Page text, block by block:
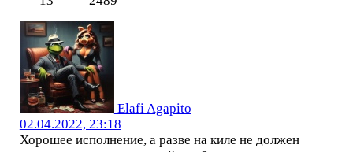
Elafi Agapito
02.04.2022, 23:18
Хорошее исполнение, а разве на киле не должен